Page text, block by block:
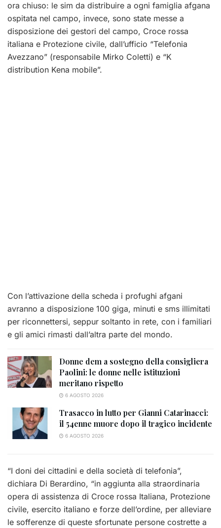
ora chiuso: le sim da distribuire a ogni famiglia afgana
ospitata nel campo, invece, sono state messe a
disposizione dei gestori del campo, Croce rossa
italiana e Protezione civile, dall’ufficio “Telefonia
Avezzano” (responsabile Mirko Coletti) e “K
distribution Kena mobile”.
Con l’attivazione della scheda i profughi afgani
avranno a disposizione 100 giga, minuti e sms illimitati
per riconnettersi, seppur soltanto in rete, con i familiari
e gli amici rimasti dall’altra parte del mondo.
Donne dem a sostegno della consigliera
Paolini: le donne nelle istituzioni
meritano rispetto
6 AGOSTO 2026
Trasacco in lutto per Gianni Catarinacci:
il 54enne muore dopo il tragico incidente
6 AGOSTO 2026
“I doni dei cittadini e della società di telefonia”,
dichiara Di Berardino, “in aggiunta alla straordinaria
opera di assistenza di Croce rossa Italiana, Protezione
civile, esercito italiano e forze dell’ordine, per alleviare
le sofferenze di queste sfortunate persone costrette a